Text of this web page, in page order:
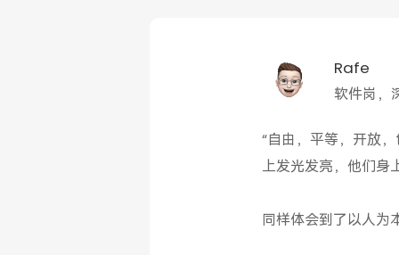
Rafe
软件岗，
“自由，平等，开放
上发光发亮，他们身
同样体会到了以人为